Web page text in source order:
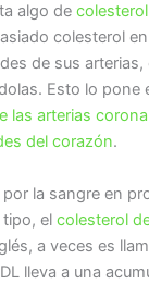
algo de colesterol
colesterol
de sus
Esto lo pone
las arterias
del corazón.
la sangre en
el colesterol
a veces es
lleva a una